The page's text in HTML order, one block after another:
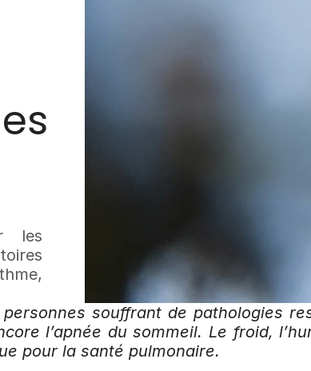
les
souffrant de pathologies
l’apnée du sommeil. Le froid,
pour la santé pulmonaire.